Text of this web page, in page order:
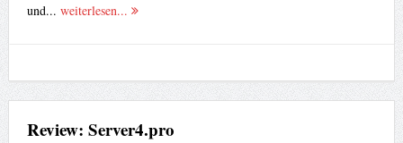
und... weiterlesen...
Review: Server4.pro